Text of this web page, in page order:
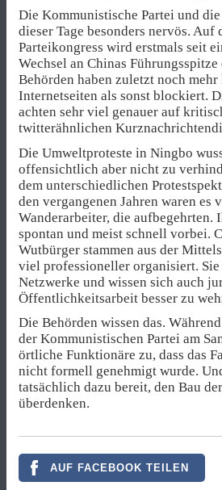
Die Kommunistische Partei und
dieser Tage besonders nervös. Auf
Parteikongress wird erstmals seit
Wechsel an Chinas
Behörden haben zuletzt noch
Internetseiten als sonst blockiert.
achten sehr viel genauer auf
twitterähnlichen
Die Umweltproteste in Ningbo
offensichtlich aber nicht zu
dem unterschiedlichen
den vergangenen Jahren waren es
Wanderarbeiter, die aufbegehrten.
spontan und meist schnell vorbei.
Wutbürger stammen aus der
viel professioneller organisiert.
Netzwerke und wissen sich auch
Öffentlichkeitsarbeit besser zu
Die Behörden wissen das.
der Kommunistischen Partei am
örtliche Funktionäre zu, dass das
nicht formell genehmigt wurde.
tatsächlich dazu bereit, den Bau
überdenken.
AUF FACEBOOK TEILEN